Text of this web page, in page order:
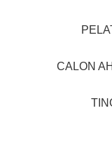
CALON